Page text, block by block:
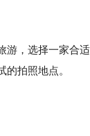
，选择一家合
拍照地点。